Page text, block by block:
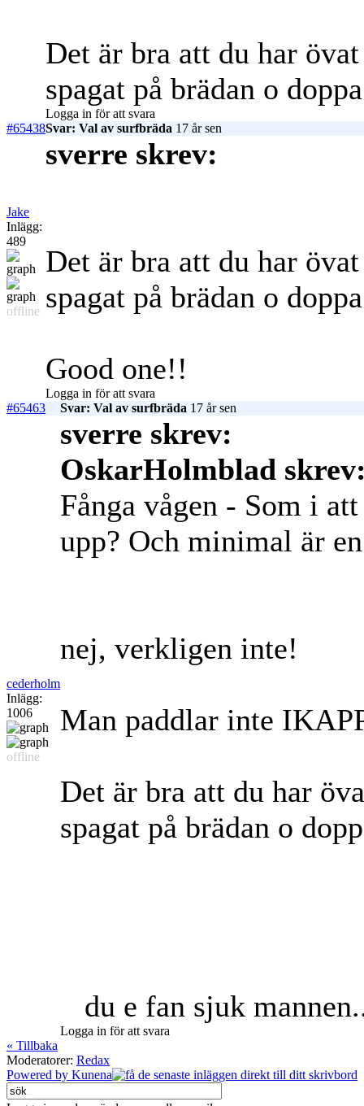
Det är bra att du har
spagat på brädan o
Logga in för att svara
#65438Svar: Val av surfbräda 17 år sen
Jake
Inlägg:
489
offline
sverre skrev:
Det är bra att du har
spagat på brädan o
Good one!!
Logga in för att svara
#65463
Svar: Val av surfbräda 17 år sen
cederholm
Inlägg:
1006
offline
sverre skrev:
OskarHolmblad
Fånga vågen - Som i
upp? Och minimal är
nej, verkligen inte!
Man paddlar inte
Det är bra att du har
spagat på brädan o
du e fan sjuk
Logga in för att svara
« Tillbaka
Moderatorer: Redax
Powered by Kunena